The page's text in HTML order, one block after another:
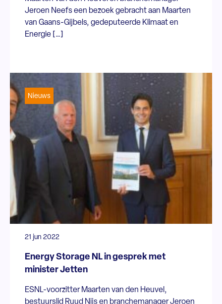
Jeroen Neefs een bezoek gebracht aan Maarten
van Gaans-Gijbels, gedeputeerde Klimaat en
Energie […]
Nieuws
21 jun 2022
Energy Storage NL in gesprek met
minister Jetten
ESNL-voorzitter Maarten van den Heuvel,
bestuurslid Ruud Nijs en branchemanager Jeroen